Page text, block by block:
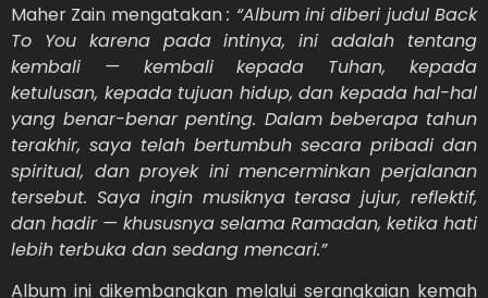
Maher Zain mengatakan: “Album ini diberi judul Back
To You karena pada intinya, ini adalah tentang
kembali — kembali kepada Tuhan, kepada
ketulusan, kepada tujuan hidup, dan kepada hal-hal
yang benar-benar penting. Dalam beberapa tahun
terakhir, saya telah bertumbuh secara pribadi dan
spiritual, dan proyek ini mencerminkan perjalanan
tersebut. Saya ingin musiknya terasa jujur, reflektif,
dan hadir — khususnya selama Ramadan, ketika hati
lebih terbuka dan sedang mencari.”
Album ini dikembangkan melalui serangkaian kemah